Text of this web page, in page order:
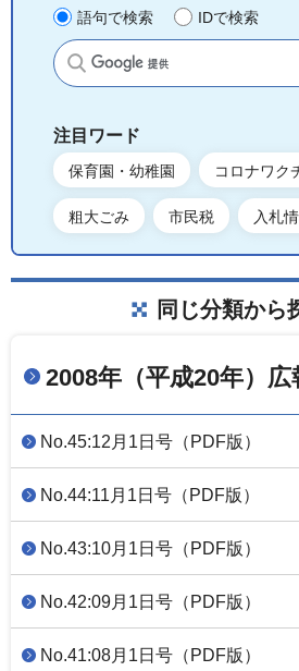
語句で検索 IDで検索
サイト内検索
注目ワード
保育園・幼稚園 コロナワク
粗大ごみ 市民税 入札
同じ分類から
2008年（平成20年）
No.45:12月1日号（PDF版）
No.44:11月1日号（PDF版）
No.43:10月1日号（PDF版）
No.42:09月1日号（PDF版）
No.41:08月1日号（PDF版）